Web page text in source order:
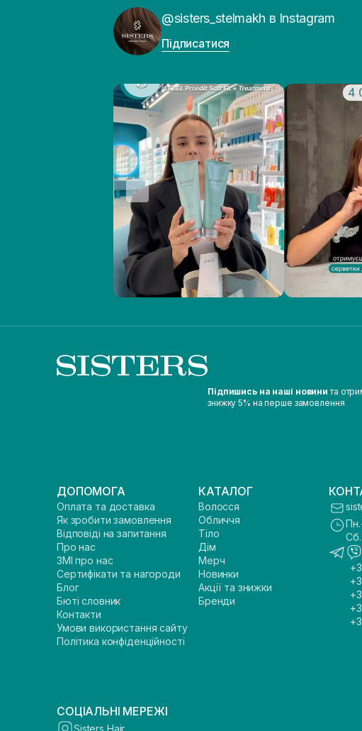
@sisters_stelmakh в Instagram
Підписатися
Підпишись на наші новини та
знижку 5% на перше замовлення
ДОПОМОГА
Оплата та доставка
Як зробити замовлення
Відповіді на запитання
Про нас
ЗМІ про нас
Сертифікати та нагороди
Блог
Бюті словник
Контакти
Умови використання сайту
Політика конфіденційності
КАТАЛОГ
Волосся
Обличчя
Тіло
Дім
Мерч
Новинки
Акції та знижки
Бренди
СОЦІАЛЬНІ МЕРЕЖІ
Sisters Hair